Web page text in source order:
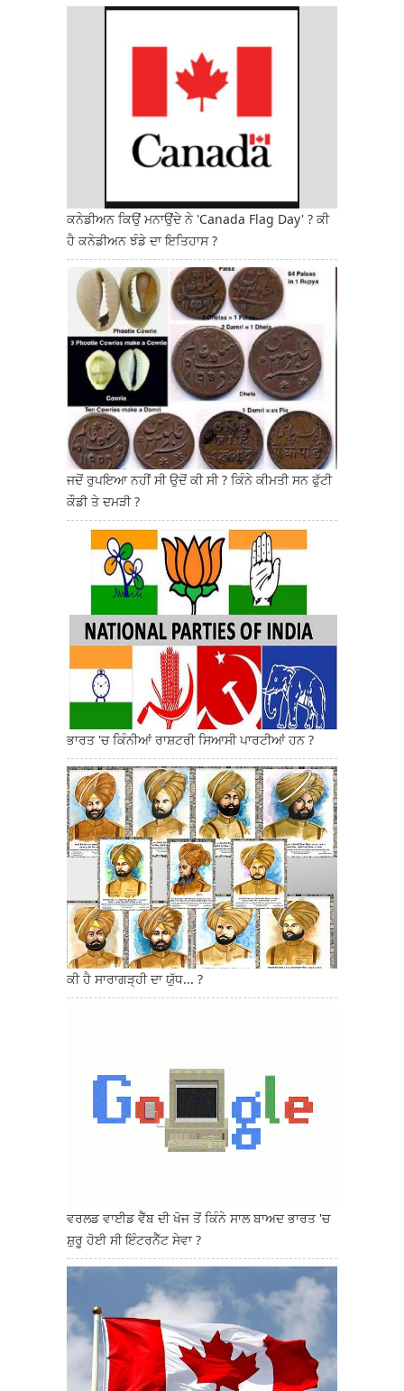
ਕਨੇਡੀਅਨ ਕਿਉਂ ਮਨਾਉਂਦੇ ਨੇ 'Canada Flag Day' ? ਕੀ
ਹੈ ਕਨੇਡੀਅਨ ਝੰਡੇ ਦਾ ਇਤਿਹਾਸ ?
ਜਦੋਂ ਰੁਪਇਆ ਨਹੀਂ ਸੀ ਉਦੋਂ ਕੀ ਸੀ ? ਕਿੰਨੇ ਕੀਮਤੀ ਸਨ ਫੁੱਟੀ
ਕੌਡੀ ਤੇ ਦਮੜੀ ?
ਭਾਰਤ 'ਚ ਕਿੰਨੀਆਂ ਰਾਸ਼ਟਰੀ ਸਿਆਸੀ ਪਾਰਟੀਆਂ ਹਨ ?
ਕੀ ਹੈ ਸਾਰਾਗੜ੍ਹੀ ਦਾ ਯੁੱਧ... ?
ਵਰਲਡ ਵਾਈਡ ਵੈੱਬ ਦੀ ਖੋਜ ਤੋਂ ਕਿੰਨੇ ਸਾਲ ਬਾਅਦ ਭਾਰਤ 'ਚ
ਸ਼ੁਰੂ ਹੋਈ ਸੀ ਇੰਟਰਨੈੱਟ ਸੇਵਾ ?